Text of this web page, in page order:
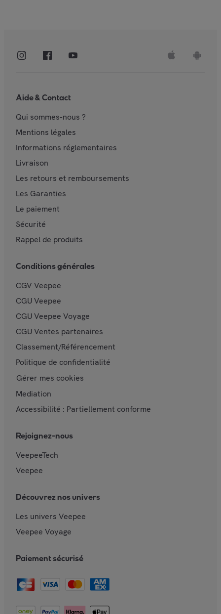
Aide & Contact
Qui sommes-nous ?
Mentions légales
Informations réglementaires
Livraison
Les retours et remboursements
Les Garanties
Le paiement
Sécurité
Rappel de produits
Conditions générales
CGV Veepee
CGU Veepee
CGU Veepee Voyage
CGU Ventes partenaires
Classement/Référencement
Politique de confidentialité
Gérer mes cookies
Mediation
Accessibilité : Partiellement conforme
Rejoignez-nous
VeepeeTech
Veepee
Découvrez nos univers
Les univers Veepee
Veepee Voyage
Paiement sécurisé